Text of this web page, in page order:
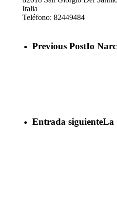
Italia
Teléfono: 82449484
Previous PostIo
Entrada siguienteLa